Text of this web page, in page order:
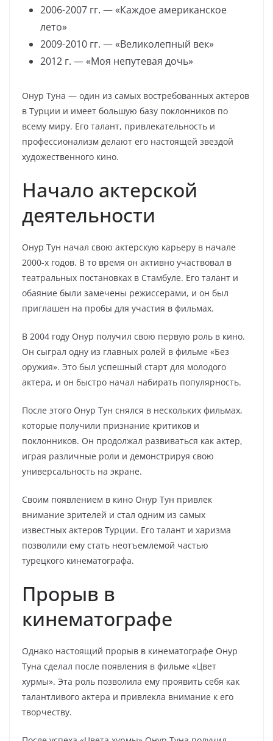
2006-2007 гг. — «Каждое американское
лето»
2009-2010 гг. — «Великолепный век»
2012 г. — «Моя непутевая дочь»
Онур Туна — один из самых востребованных актеров
в Турции и имеет большую базу поклонников по
всему миру. Его талант, привлекательность и
профессионализм делают его настоящей звездой
художественного кино.
Начало актерской
деятельности
Онур Тун начал свою актерскую карьеру в начале
2000-х годов. В то время он активно участвовал в
театральных постановках в Стамбуле. Его талант и
обаяние были замечены режиссерами, и он был
приглашен на пробы для участия в фильмах.
В 2004 году Онур получил свою первую роль в кино.
Он сыграл одну из главных ролей в фильме «Без
оружия». Это был успешный старт для молодого
актера, и он быстро начал набирать популярность.
После этого Онур Тун снялся в нескольких фильмах,
которые получили признание критиков и
поклонников. Он продолжал развиваться как актер,
играя различные роли и демонстрируя свою
универсальность на экране.
Своим появлением в кино Онур Тун привлек
внимание зрителей и стал одним из самых
известных актеров Турции. Его талант и харизма
позволили ему стать неотъемлемой частью
турецкого кинематографа.
Прорыв в
кинематографе
Однако настоящий прорыв в кинематографе Онур
Туна сделал после появления в фильме «Цвет
хурмы». Эта роль позволила ему проявить себя как
талантливого актера и привлекла внимание к его
творчеству.